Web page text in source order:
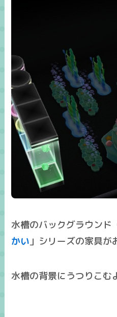
水槽のバックグラウンド
かい」シリーズの家具が
水槽の背景にうつりこむ